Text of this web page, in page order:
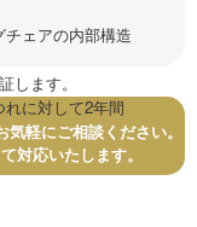
ェアの内部構造
ます。
に対して2年間
軽にご相談ください。
対応いたします。